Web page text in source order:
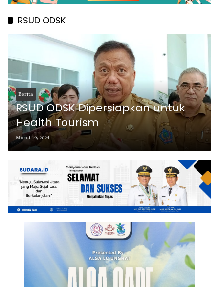
RSUD ODSK
Berita
RSUD ODSK Dipersiapkan untuk
Health Tourism
Maret 19, 2024